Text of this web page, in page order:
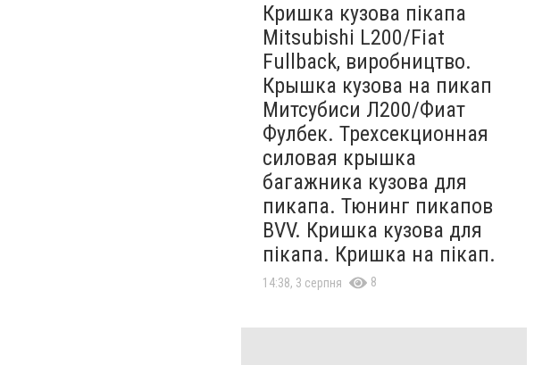
Кришка кузова пікапа
Mitsubishi L200/Fiat
Fullback, виробництво.
Крышка кузова на пикап
Митсубиси Л200/Фиат
Фулбек. Трехсекционная
силовая крышка
багажника кузова для
пикапа. Тюнинг пикапов
BVV. Кришка кузова для
пікапа. Кришка на пікап.
14:38, 3 серпня 8